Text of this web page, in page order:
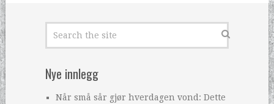
Nye innlegg
Når små sår gjør hverdagen vond: Dette